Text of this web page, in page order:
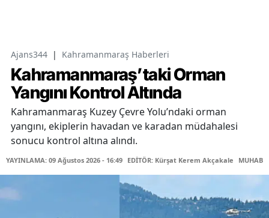
Ajans344 | Kahramanmaraş Haberleri
Kahramanmaraş’taki Orman
Yangını Kontrol Altında
Kahramanmaraş Kuzey Çevre Yolu’ndaki orman
yangını, ekiplerin havadan ve karadan müdahalesi
sonucu kontrol altına alındı.
YAYINLAMA: 09 Ağustos 2026 - 16:49 EDİTÖR: Kürşat Kerem Akçakale